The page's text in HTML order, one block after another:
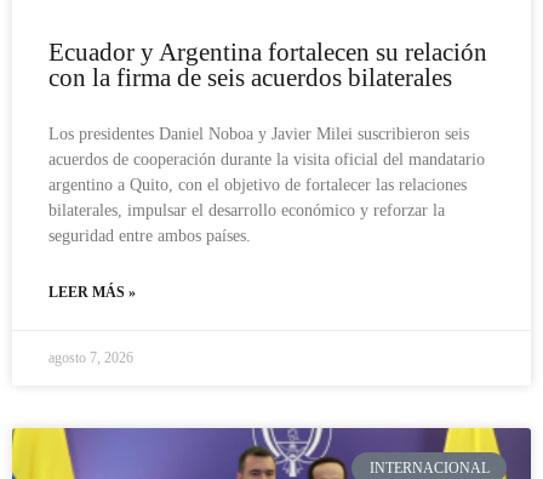
Ecuador y Argentina fortalecen su relación
con la firma de seis acuerdos bilaterales
Los presidentes Daniel Noboa y Javier Milei suscribieron seis
acuerdos de cooperación durante la visita oficial del mandatario
argentino a Quito, con el objetivo de fortalecer las relaciones
bilaterales, impulsar el desarrollo económico y reforzar la
seguridad entre ambos países.
LEER MÁS »
agosto 7, 2026
INTERNACIONAL